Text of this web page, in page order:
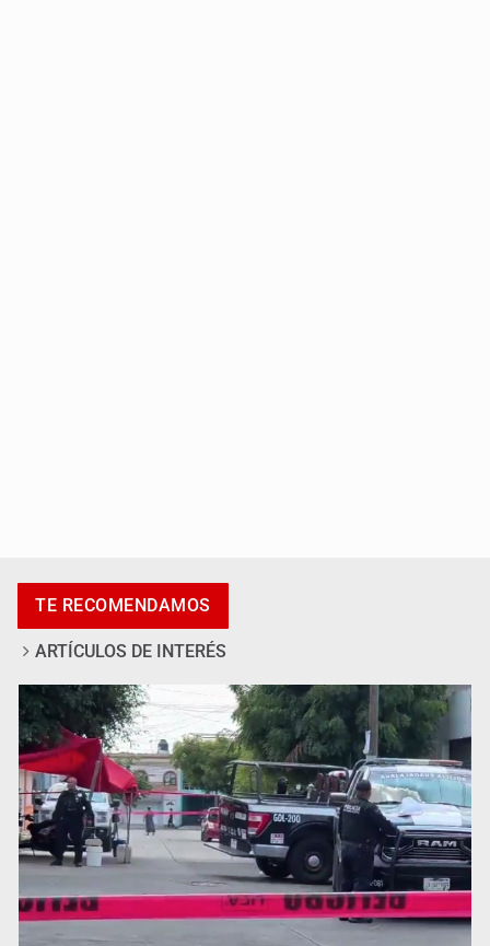
Asesinan a tres luego de dos ataques armados
Mujer resulta lesionada tras ataque de pitbull en
Zapopan
TE RECOMENDAMOS
ARTÍCULOS DE INTERÉS